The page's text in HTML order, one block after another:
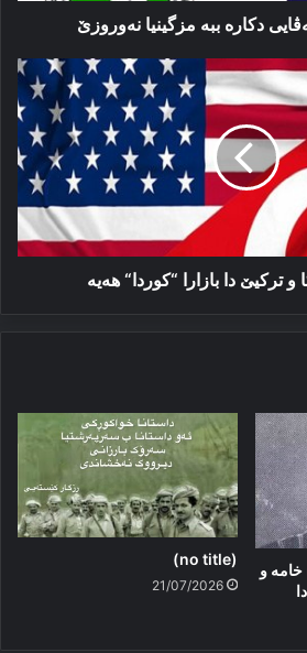
دكارە ببە مزگینیا نه‌وروزێ
و ترکیێ دا بازارا “کوردا“ هه‌یه‌
مایی (١٩١٣-١٩٦٣) خامە و
(no title)
21/07/2026